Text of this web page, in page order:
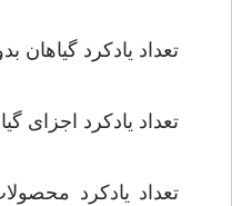
تعداد یادکرد گیاهان
تعداد یادکرد اجزای
تعداد یادکرد